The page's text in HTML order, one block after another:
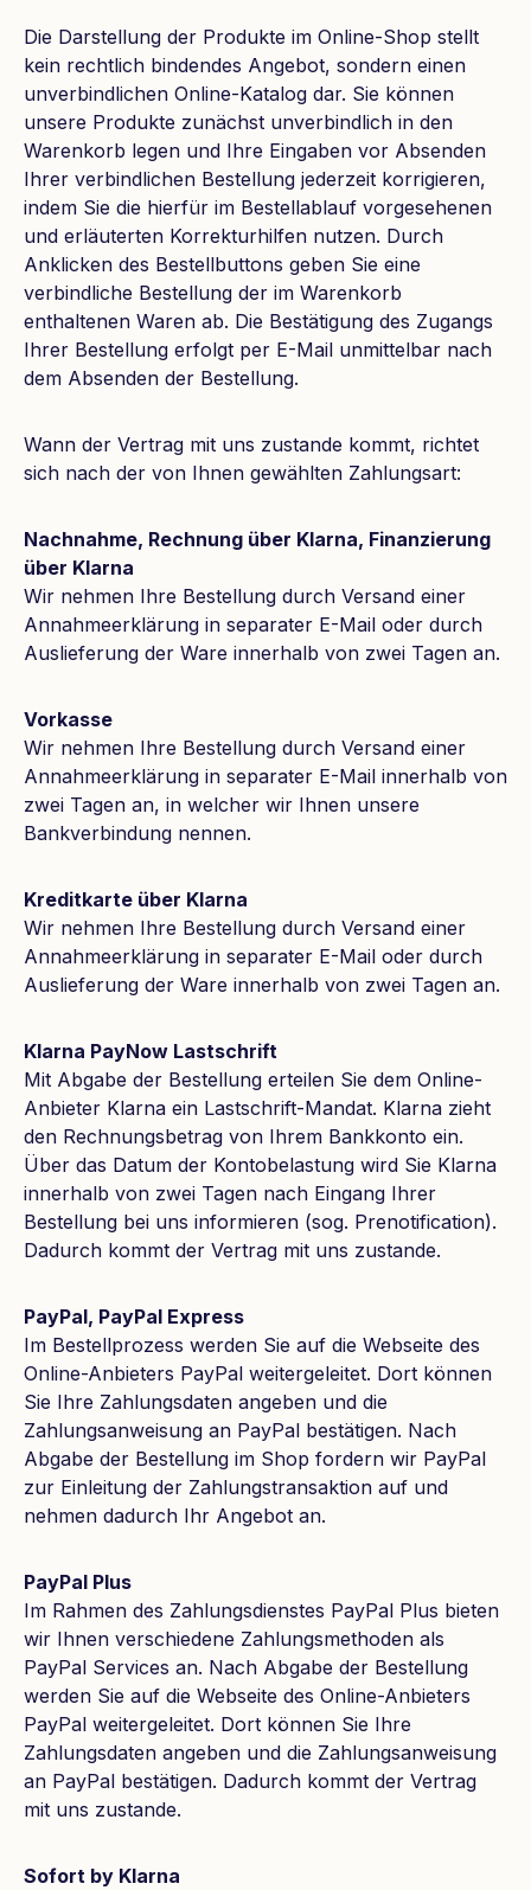
Die Darstellung der Produkte im Online-Shop stellt
kein rechtlich bindendes Angebot, sondern einen
unverbindlichen Online-Katalog dar. Sie können
unsere Produkte zunächst unverbindlich in den
Warenkorb legen und Ihre Eingaben vor Absenden
Ihrer verbindlichen Bestellung jederzeit korrigieren,
indem Sie die hierfür im Bestellablauf vorgesehenen
und erläuterten Korrekturhilfen nutzen. Durch
Anklicken des Bestellbuttons geben Sie eine
verbindliche Bestellung der im Warenkorb
enthaltenen Waren ab. Die Bestätigung des Zugangs
Ihrer Bestellung erfolgt per E-Mail unmittelbar nach
dem Absenden der Bestellung.
Wann der Vertrag mit uns zustande kommt, richtet
sich nach der von Ihnen gewählten Zahlungsart:
Nachnahme, Rechnung über Klarna, Finanzierung
über Klarna
Wir nehmen Ihre Bestellung durch Versand einer
Annahmeerklärung in separater E-Mail oder durch
Auslieferung der Ware innerhalb von zwei Tagen an.
Vorkasse
Wir nehmen Ihre Bestellung durch Versand einer
Annahmeerklärung in separater E-Mail innerhalb von
zwei Tagen an, in welcher wir Ihnen unsere
Bankverbindung nennen.
Kreditkarte über Klarna
Wir nehmen Ihre Bestellung durch Versand einer
Annahmeerklärung in separater E-Mail oder durch
Auslieferung der Ware innerhalb von zwei Tagen an.
Klarna PayNow Lastschrift
Mit Abgabe der Bestellung erteilen Sie dem Online-
Anbieter Klarna ein Lastschrift-Mandat. Klarna zieht
den Rechnungsbetrag von Ihrem Bankkonto ein.
Über das Datum der Kontobelastung wird Sie Klarna
innerhalb von zwei Tagen nach Eingang Ihrer
Bestellung bei uns informieren (sog. Prenotification).
Dadurch kommt der Vertrag mit uns zustande.
PayPal, PayPal Express
Im Bestellprozess werden Sie auf die Webseite des
Online-Anbieters PayPal weitergeleitet. Dort können
Sie Ihre Zahlungsdaten angeben und die
Zahlungsanweisung an PayPal bestätigen. Nach
Abgabe der Bestellung im Shop fordern wir PayPal
zur Einleitung der Zahlungstransaktion auf und
nehmen dadurch Ihr Angebot an.
PayPal Plus
Im Rahmen des Zahlungsdienstes PayPal Plus bieten
wir Ihnen verschiedene Zahlungsmethoden als
PayPal Services an. Nach Abgabe der Bestellung
werden Sie auf die Webseite des Online-Anbieters
PayPal weitergeleitet. Dort können Sie Ihre
Zahlungsdaten angeben und die Zahlungsanweisung
an PayPal bestätigen. Dadurch kommt der Vertrag
mit uns zustande.
Sofort by Klarna